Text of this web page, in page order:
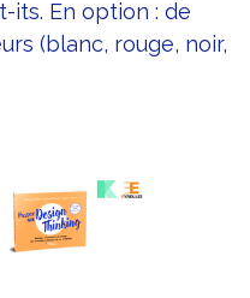
its. En option : de
(blanc, rouge, noir,